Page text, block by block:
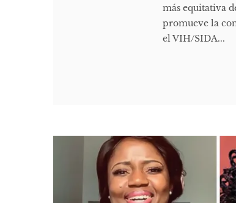
más equitativa
promueve la
el VIH/SIDA...